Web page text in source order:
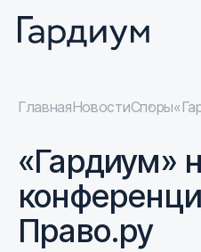
ГлавнаяНовостиСпоры
«Гардиум»
Право.ру